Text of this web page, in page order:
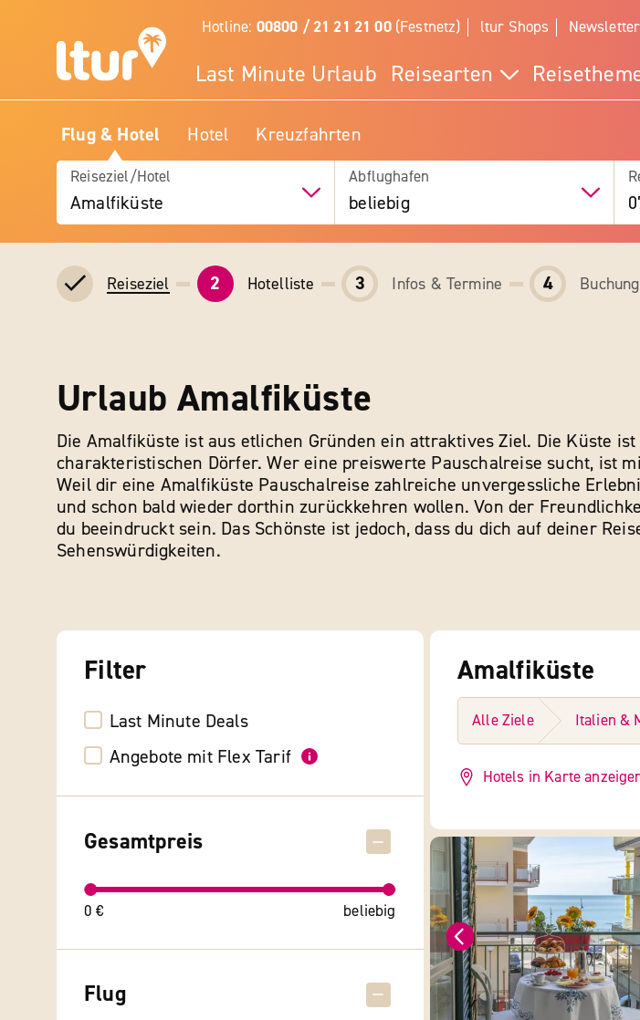
Hotline: 00800 / 21 21 21 00(Festnetz) ltur Shops Newsletter
Last Minute Urlaub Reisearten
Flug & Hotel Hotel Kreuzfahrten
Reiseziel/Hotel
Amalfiküste
Abflughafen
beliebig
Reiseziel 2 Hotelliste 3 Infos & Termine 4 Buchung
Urlaub Amalfiküste
Die Amalfiküste ist aus etlichen Gründen ein attraktives Ziel. Die Küste
charakteristischen Dörfer. Wer eine preiswerte Pauschalreise sucht, ist
Weil dir eine Amalfiküste Pauschalreise zahlreiche unvergessliche
und schon bald wieder dorthin zurückkehren wollen. Von der
du beeindruckt sein. Das Schönste ist jedoch, dass du dich auf deiner
Sehenswürdigkeiten.
Filter
Last Minute Deals
Angebote mit Flex Tarif
Gesamtpreis
0 € beliebig
Flug
Amalfiküste
Alle Ziele Italien &
Hotels in Karte